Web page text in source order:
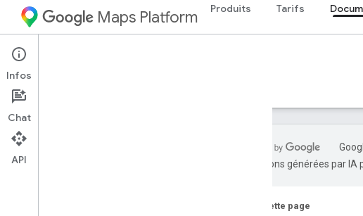
Maps Platform Produits Tarifs
Web Services
Guides
traductions générées par
Sur cette page
Infos
Chat
API